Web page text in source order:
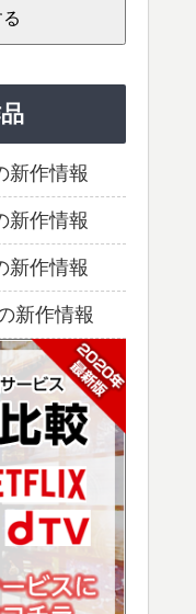
新作情報
新作情報
新作情報
新作情報